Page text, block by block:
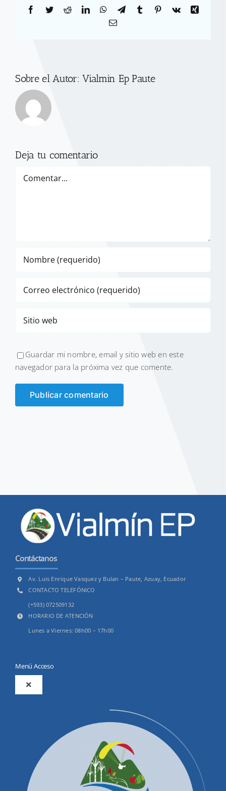
Facebook
TwitterRedditLinkedInWhatsApp
TelegramTumblr Pinterest
Vk
Xing
Correo
Sobre el Autor:Vialmin Ep Paute
Deja tu comentario
Guardar mi nombre, email y sitio web en este
navegador para la próxima vez que comente.
Contáctanos
Av. Luis Enrique Vasquez y Bulan – Paute, Azuay, Ecuador
CONTACTO TELEFÓNICO
(+593) 072509132
HORARIO DE ATENCIÓN
Lunes a Viernes: 08h00 – 17h00
Menú Acceso
Toggle
Productos y Servicios
Convocatorias Precalificación